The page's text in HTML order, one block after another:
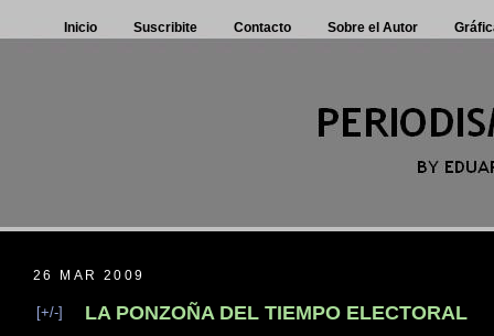
Inicio Suscribite Contacto Sobre el Autor
26 MAR 2009
[+/-] LA PONZOÑA DEL TIEMPO ELECTORAL